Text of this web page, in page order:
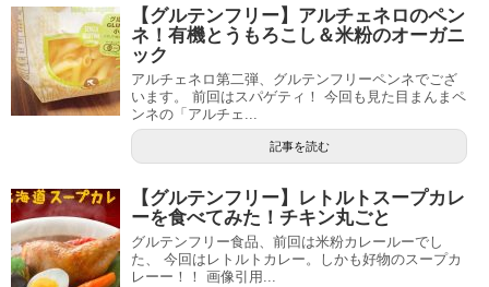
【グルテンフリー】アルチェネロのペン
ネ！有機とうもろこし＆米粉のオーガニ
ック
アルチェネロ第二弾、グルテンフリーペンネでござ
います。 前回はスパゲティ！ 今回も見た目まんまペ
ンネの「アルチェ...
記事を読む
【グルテンフリー】レトルトスープカレ
ーを食べてみた！チキン丸ごと
グルテンフリー食品、前回は米粉カレールーでし
た、 今回はレトルトカレー。しかも好物のスープカ
レーー！！ 画像引用...